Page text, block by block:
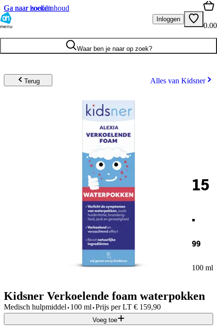
Ga naar hoofdinhoud
Ga naar zoeken
menu
Inloggen
0.00
Waar ben je naar op zoek?
Terug Alles van Kidsner
15
.
99
100 ml
Kidsner Verkoelende foam waterpokken
Medisch hulpmiddel·100 ml·Prijs per LT € 159,90
Voeg toe